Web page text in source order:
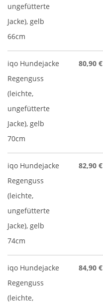
ungefütterte
Jacke), gelb
66cm
iqo Hundejacke
Regenguss
(leichte,
ungefütterte
Jacke), gelb
70cm
80,90 €
iqo Hundejacke
Regenguss
(leichte,
ungefütterte
Jacke), gelb
74cm
82,90 €
iqo Hundejacke
Regenguss
(leichte,
84,90 €